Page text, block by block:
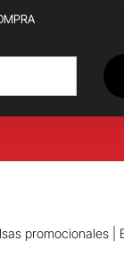
promocionales|